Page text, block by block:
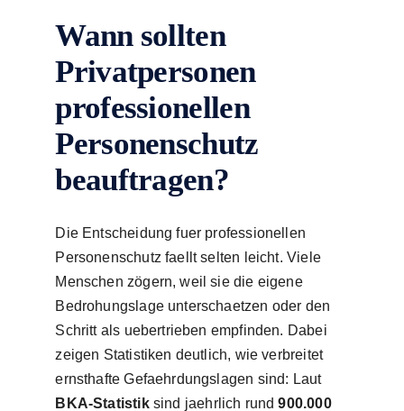
Wann sollten
Privatpersonen
professionellen
Personenschutz
beauftragen?
Die Entscheidung fuer professionellen
Personenschutz faellt selten leicht. Viele
Menschen zögern, weil sie die eigene
Bedrohungslage unterschaetzen oder den
Schritt als uebertrieben empfinden. Dabei
zeigen Statistiken deutlich, wie verbreitet
ernsthafte Gefaehrdungslagen sind: Laut
BKA-Statistiksind jaehrlich rund900.000